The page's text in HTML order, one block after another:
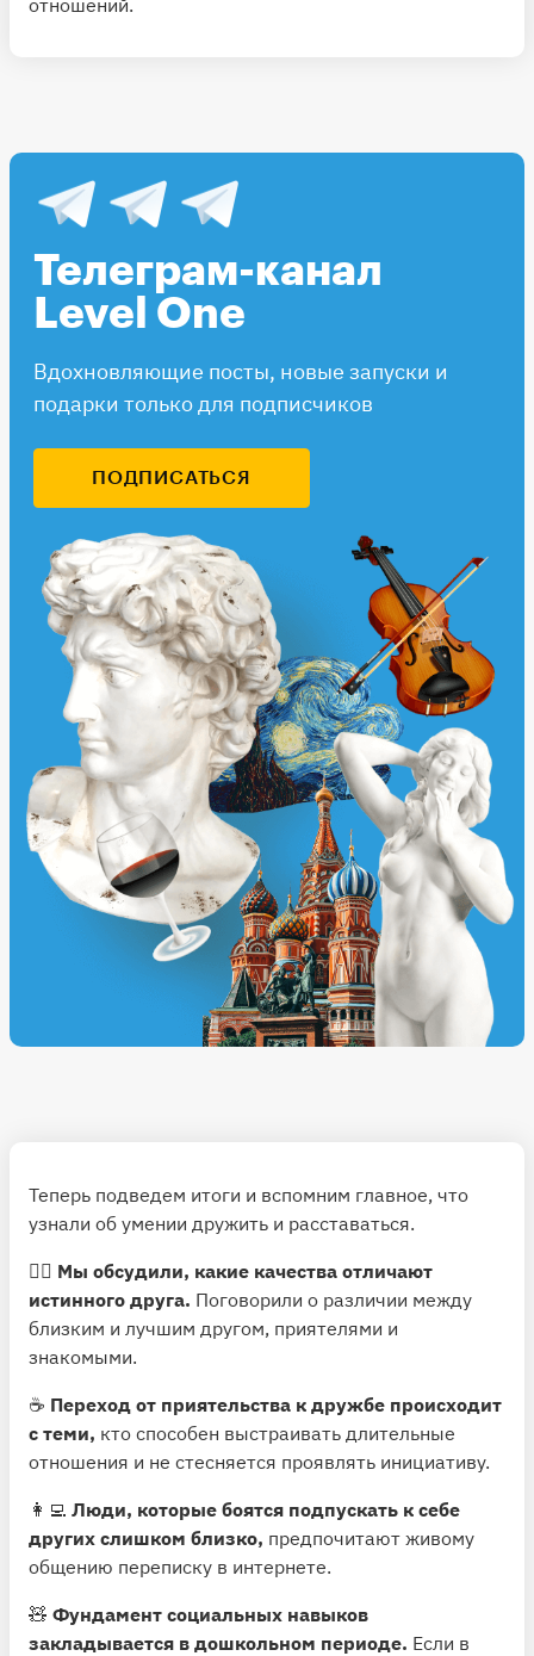
Телеграм-канал
Level One
Вдохновляющие посты, новые запуски и
подарки только для подписчиков
ПОДПИСАТЬСЯ
Теперь подведем итоги и вспомним главное, что
узнали об умении дружить и расставаться.
👯‍♂️ Мы обсудили, какие качества отличают
истинного друга. Поговорили о различии между
близким и лучшим другом, приятелями и
знакомыми.
☕️ Переход от приятельства к дружбе происходит
с теми, кто способен выстраивать длительные
отношения и не стесняется проявлять инициативу.
👩‍💻 Люди, которые боятся подпускать к себе
других слишком близко, предпочитают живому
общению переписку в интернете.
🧸 Фундамент социальных навыков
закладывается в дошкольном периоде. Если в